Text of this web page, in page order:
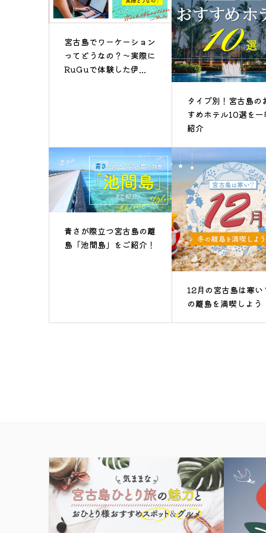
宮古島でワーケーション
ってどうなの？～実際に
RuGuで体験した伊...
タイプ別！宮古島の
すめホテル10選を一
紹介
青さが際立つ宮古島の離
島「池間島」をご紹介！
12月の宮古島は寒い
の離島を満喫しよう